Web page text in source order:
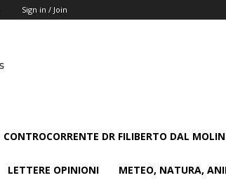
Sign in / Join
CONTROCORRENTE DR FILIBERTO DAL MOLIN
LETTERE OPINIONI METEO, NATURA,